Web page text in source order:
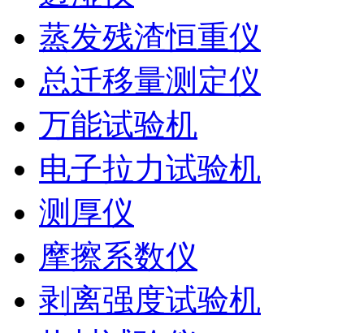
蒸发残渣恒重仪
总迁移量测定仪
万能试验机
电子拉力试验机
测厚仪
摩擦系数仪
剥离强度试验机